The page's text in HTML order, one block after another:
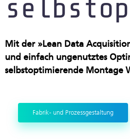
Produktion im
Mit der »Lean Data
und einfach ungenutztes
selbstoptimierende Montage
Fabrik- und Prozessgestaltung